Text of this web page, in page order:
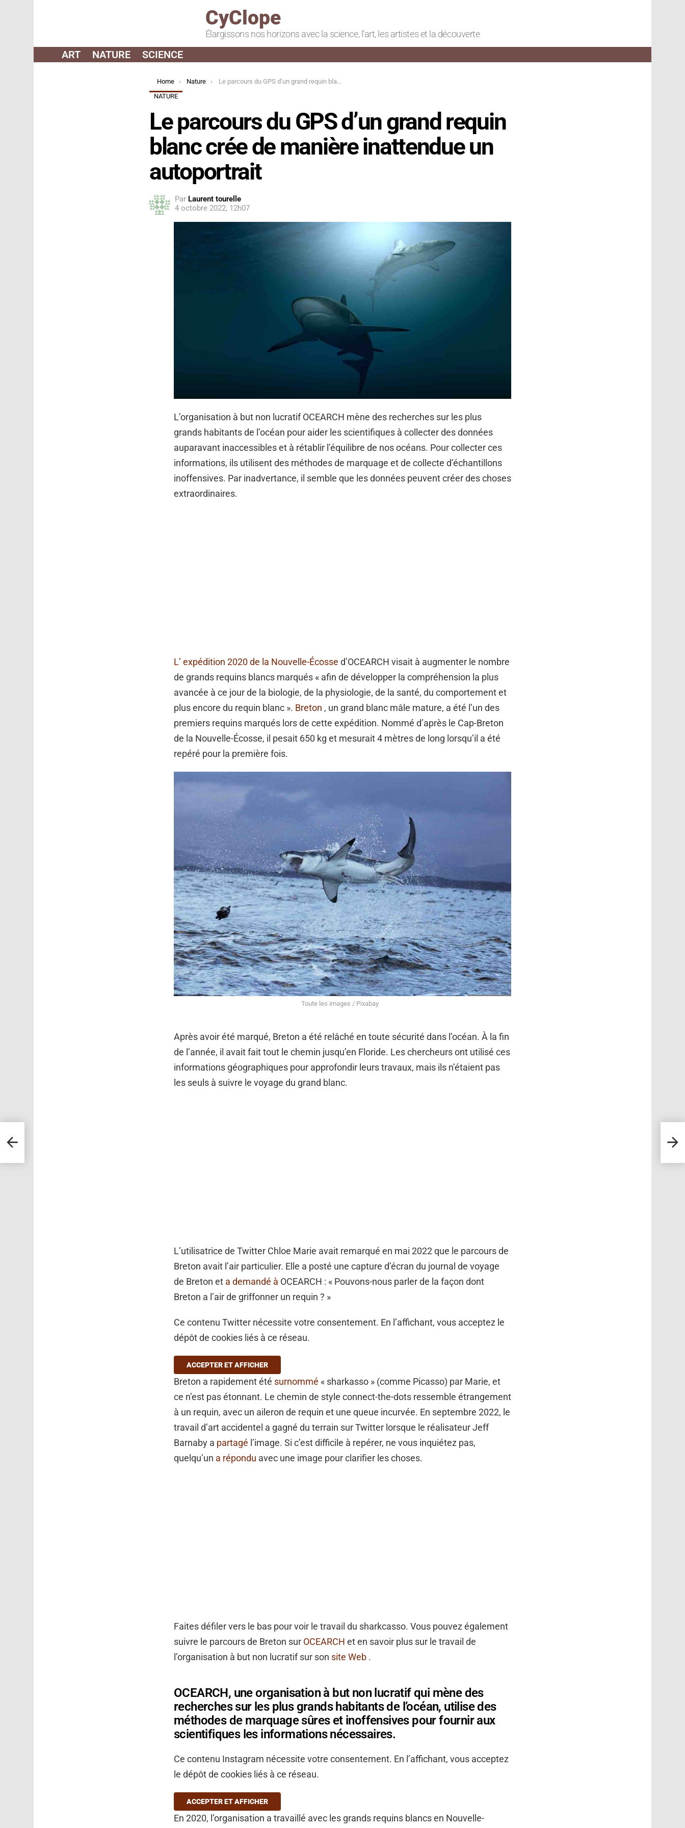
CyClope
Élargissons nos horizons avec la science, l'art, les artistes et la découverte
ART NATURE SCIENCE
You are here:
Home Nature
Le parcours du GPS d’un grand requin blanc crée de manière inattendue un autoportrait
NATURE
Le parcours du GPS d’un grand requin
blanc crée de manière inattendue un
autoportrait
Par Laurent tourelle
4 octobre 2022, 12h07
L’organisation à but non lucratif OCEARCH mène des recherches sur les plus
grands habitants de l’océan pour aider les scientifiques à collecter des données
auparavant inaccessibles et à rétablir l’équilibre de nos océans. Pour collecter ces
informations, ils utilisent des méthodes de marquage et de collecte d’échantillons
inoffensives. Par inadvertance, il semble que les données peuvent créer des choses
extraordinaires.
L’ expédition 2020 de la Nouvelle-Écosse d’OCEARCH visait à augmenter le nombre
de grands requins blancs marqués « afin de développer la compréhension la plus
avancée à ce jour de la biologie, de la physiologie, de la santé, du comportement et
plus encore du requin blanc ». Breton , un grand blanc mâle mature, a été l’un des
premiers requins marqués lors de cette expédition. Nommé d’après le Cap-Breton
de la Nouvelle-Écosse, il pesait 650 kg et mesurait 4 mètres de long lorsqu’il a été
repéré pour la première fois.
Toute les images / Pixabay
Après avoir été marqué, Breton a été relâché en toute sécurité dans l’océan. À la fin
de l’année, il avait fait tout le chemin jusqu’en Floride. Les chercheurs ont utilisé ces
informations géographiques pour approfondir leurs travaux, mais ils n’étaient pas
les seuls à suivre le voyage du grand blanc.
L’utilisatrice de Twitter Chloe Marie avait remarqué en mai 2022 que le parcours de
Breton avait l’air particulier. Elle a posté une capture d’écran du journal de voyage
de Breton et a demandé à OCEARCH : « Pouvons-nous parler de la façon dont
Breton a l’air de griffonner un requin ? »
Ce contenu Twitter nécessite votre consentement. En l’affichant, vous acceptez le
dépôt de cookies liés à ce réseau.
ACCEPTER ET AFFICHER
Breton a rapidement été surnommé « sharkasso » (comme Picasso) par Marie, et
ce n’est pas étonnant. Le chemin de style connect-the-dots ressemble étrangement
à un requin, avec un aileron de requin et une queue incurvée. En septembre 2022, le
travail d’art accidentel a gagné du terrain sur Twitter lorsque le réalisateur Jeff
Barnaby a partagé l’image. Si c’est difficile à repérer, ne vous inquiétez pas,
quelqu’un a répondu avec une image pour clarifier les choses.
Faites défiler vers le bas pour voir le travail du sharkcasso. Vous pouvez également
suivre le parcours de Breton sur OCEARCH et en savoir plus sur le travail de
l’organisation à but non lucratif sur son site Web .
OCEARCH, une organisation à but non lucratif qui mène des
recherches sur les plus grands habitants de l’océan, utilise des
méthodes de marquage sûres et inoffensives pour fournir aux
scientifiques les informations nécessaires.
Ce contenu Instagram nécessite votre consentement. En l’affichant, vous acceptez
le dépôt de cookies liés à ce réseau.
ACCEPTER ET AFFICHER
En 2020, l’organisation a travaillé avec les grands requins blancs en Nouvelle-
sur